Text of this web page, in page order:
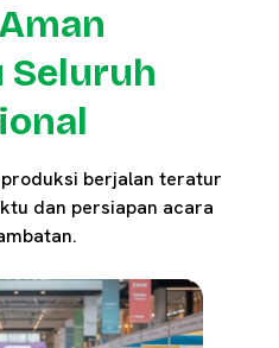
Seluruh
berjalan teratur
dan persiapan acara